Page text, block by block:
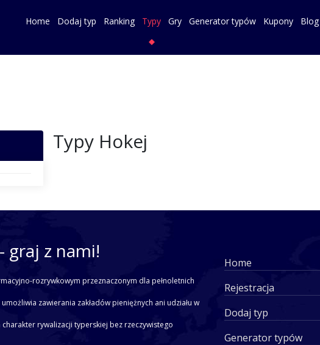
Home Dodaj typ Ranking Typy Gry Generator typów Kupony Blog
Typy Hokej
graj z nami!
rozrywkowym przeznaczonym dla pełnoletnich
zawierania zakładów pieniężnych ani udziału w
rywalizacji typerskiej bez rzeczywistego
Home
Rejestracja
Dodaj typ
Generator typów